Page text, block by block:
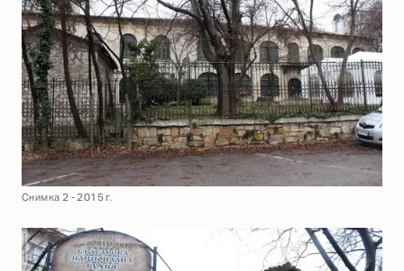
Снимка 2 - 2015 г.